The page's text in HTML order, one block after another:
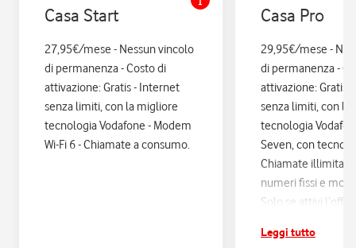
Casa Start
27,95€/mese - Nessun vincolo
di permanenza - Costo di
attivazione: Gratis - Internet
senza limiti, con la migliore
tecnologia Vodafone - Modem
Wi-Fi 6 - Chiamate a consumo.
Casa Pro
29,95€/mese -
di permanenza -
attivazione: Gratis.
senza limiti, con la
tecnologia
Seven, con
Chiamate illimitate
numeri fissi e
Solo se attivi
sconti ed
Leggi tutto